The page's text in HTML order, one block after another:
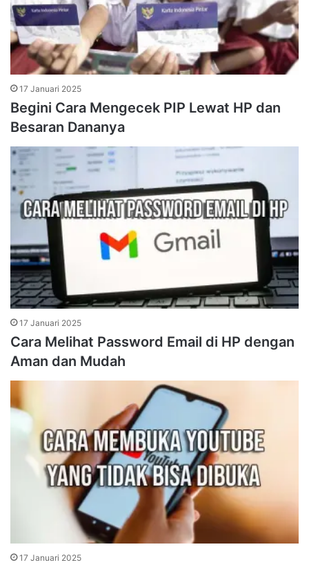
17 Januari 2025
Begini Cara Mengecek PIP Lewat HP dan
Besaran Dananya
17 Januari 2025
Cara Melihat Password Email di HP dengan
Aman dan Mudah
17 Januari 2025